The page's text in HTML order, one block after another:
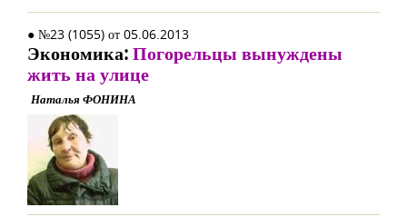
● №23 (1055) от 05.06.2013
Экономика:Погорельцы вынуждены
жить на улице
Наталья ФОНИНА